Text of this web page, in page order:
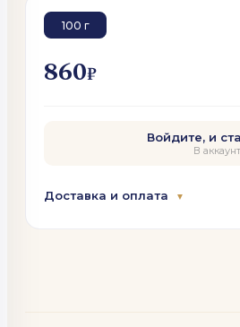
100 г
860₽
Войдите, и
В
Доставка и оплата ▼